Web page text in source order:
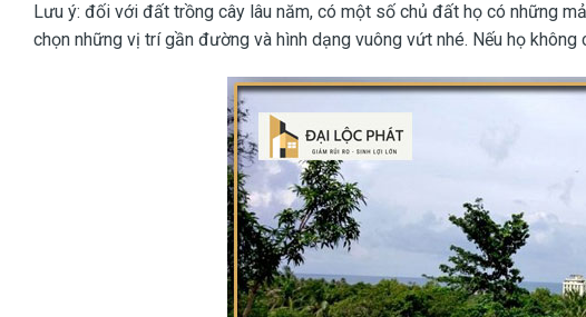
Lưu ý: đối với đất trồng cây lâu năm, có một số chủ đất họ có những
chọn những vị trí gần đường và hình dạng vuông vứt nhé. Nếu họ không